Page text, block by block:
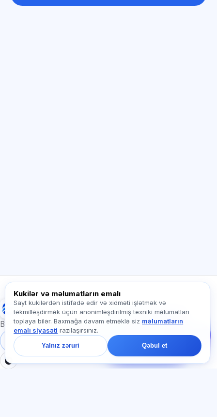
Exalify
Beynəlxalq dil imtahanlarına hazırlıq
Daxil ol
Qeydiyyat
Bizə yazın!
Tariflər, imtahanlar və
barədə soruşun — çatda
bir dəqiqə ərzində
cavab veririk.
Kukilər və məlumatların emalı
Sayt kukilərdən istifadə edir və xidməti işlətmək və
təkmilləşdirmək üçün anonimləşdirilmiş texniki məlumatları
toplaya bilər. Baxmağa davam etməklə siz məlumatların
emalı siyasəti razılaşırsınız.
Yalnız zəruri Qəbul et